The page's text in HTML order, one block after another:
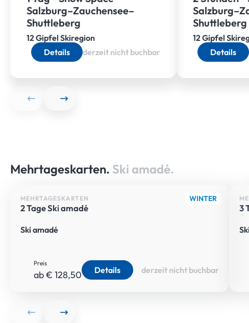
Salzburg–Zauchensee–
Shuttleberg
12 Gipfel Skiregion
Details
derzeit nicht buchbar
Shuttleberg
12 Gipfel
Details
Mehrtageskarten. Ski amadé.
WINTER
MEHRTAGESKARTEN
2 Tage Ski amadé
Ski amadé
Preis
ab € 128,50 Details derzeit nicht buchbar
3